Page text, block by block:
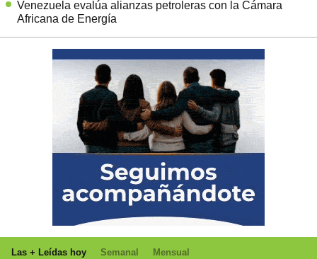
Venezuela evalúa alianzas petroleras con la Cámara
Africana de Energía
Las + Leídas hoy Semanal Mensual